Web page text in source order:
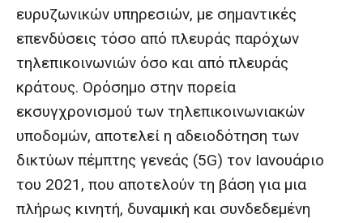
ευρυζωνικών υπηρεσιών, με σημαντικές
επενδύσεις τόσο από πλευράς παρόχων
τηλεπικοινωνιών όσο και από πλευράς
κράτους. Ορόσημο στην πορεία
εκσυγχρονισμού των τηλεπικοινωνιακών
υποδομών, αποτελεί η αδειοδότηση των
δικτύων πέμπτης γενεάς (5G) τον Ιανουάριο
του 2021, που αποτελούν τη βάση για μια
πλήρως κινητή, δυναμική και συνδεδεμένη